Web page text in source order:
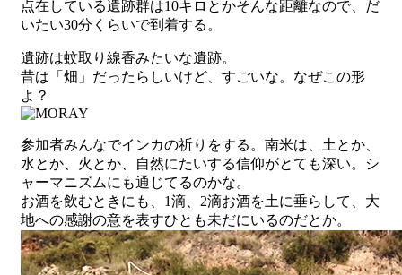
点在している遺跡群は10キロとかそんな距離なので、だ
いたい30分くらいで到着する。
遺跡は蚊取り線香みたいな遺跡。
昔は「畑」だったらしいけど、すごいな。なぜこの形
よ？
参加者みんなでインカの祈りをする。南米は、土とか、
水とか、火とか、自然にたいする信仰がとても深い。シ
ャーマニズムにも通じてるのかな。
お酒を飲むときにも、1滴、2滴お酒を土に垂らして、大
地への感謝の意を表すひとも未だにいるのだとか。